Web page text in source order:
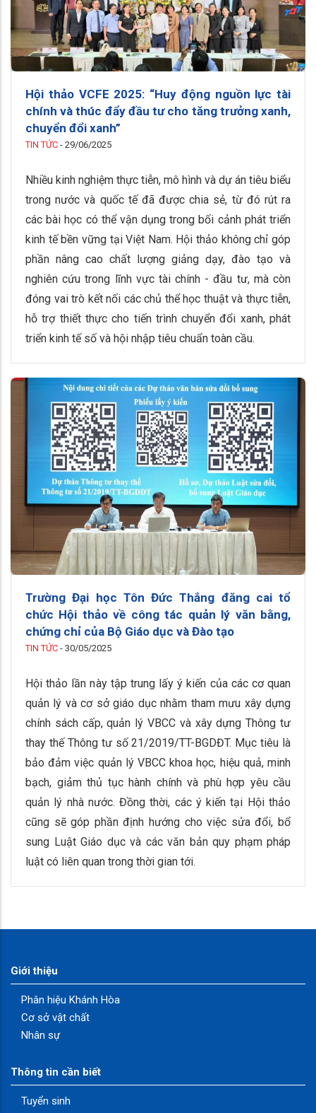
Hội thảo VCFE 2025: “Huy động nguồn lực tài
chính và thúc đẩy đầu tư cho tăng trưởng xanh,
chuyển đổi xanh”
TIN TỨC - 29/06/2025
Nhiều kinh nghiệm thực tiễn, mô hình và dự án tiêu biểu
trong nước và quốc tế đã được chia sẻ, từ đó rút ra
các bài học có thể vận dụng trong bối cảnh phát triển
kinh tế bền vững tại Việt Nam. Hội thảo không chỉ góp
phần nâng cao chất lượng giảng dạy, đào tạo và
nghiên cứu trong lĩnh vực tài chính - đầu tư, mà còn
đóng vai trò kết nối các chủ thể học thuật và thực tiễn,
hỗ trợ thiết thực cho tiến trình chuyển đổi xanh, phát
triển kinh tế số và hội nhập tiêu chuẩn toàn cầu.
Trường Đại học Tôn Đức Thắng đăng cai tổ
chức Hội thảo về công tác quản lý văn bằng,
chứng chỉ của Bộ Giáo dục và Đào tạo
TIN TỨC - 30/05/2025
Hội thảo lần này tập trung lấy ý kiến của các cơ quan
quản lý và cơ sở giáo dục nhằm tham mưu xây dựng
chính sách cấp, quản lý VBCC và xây dựng Thông tư
thay thế Thông tư số 21/2019/TT-BGDĐT. Mục tiêu là
bảo đảm việc quản lý VBCC khoa học, hiệu quả, minh
bạch, giảm thủ tục hành chính và phù hợp yêu cầu
quản lý nhà nước. Đồng thời, các ý kiến tại Hội thảo
cũng sẽ góp phần định hướng cho việc sửa đổi, bổ
sung Luật Giáo dục và các văn bản quy phạm pháp
luật có liên quan trong thời gian tới.
Giới thiệu
Phân hiệu Khánh Hòa
Cơ sở vật chất
Nhân sự
Thông tin cần biết
Tuyển sinh